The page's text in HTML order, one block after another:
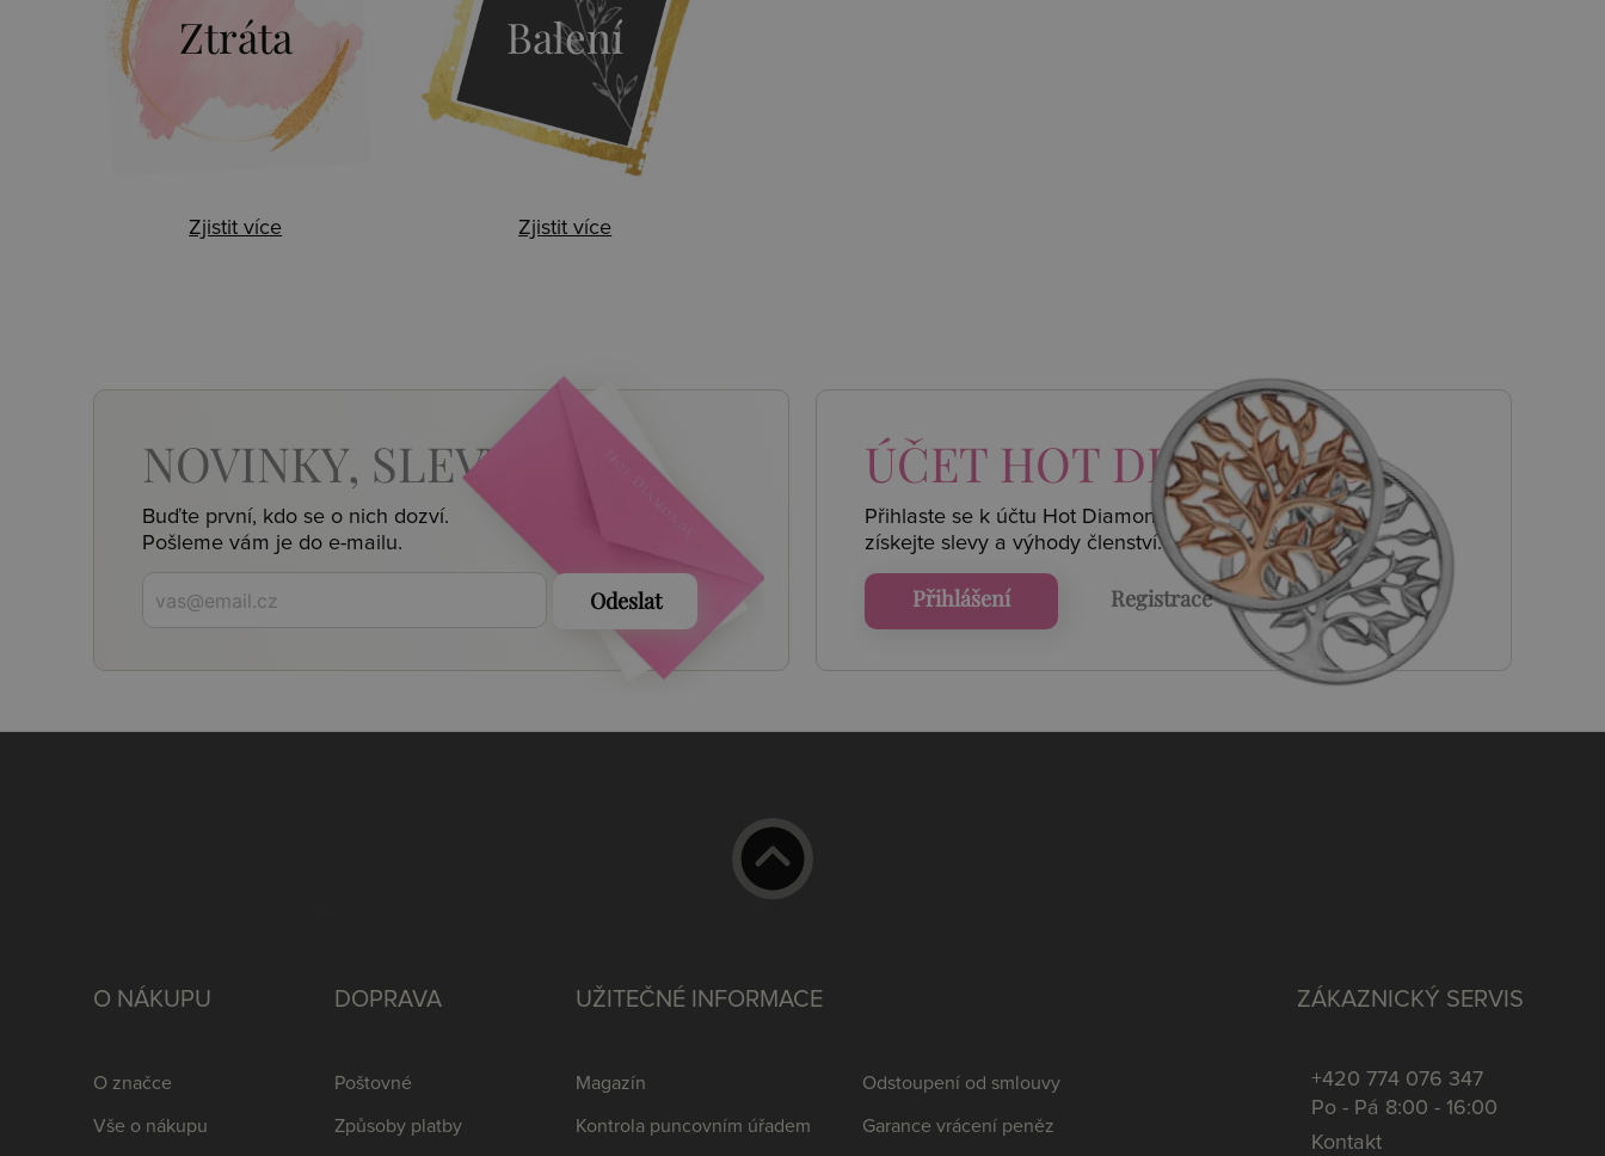
Ztráta
Zjistit více
Balení
Zjistit více
NOVINKY, SLEVY, AKCE
Buďte první, kdo se o nich dozví.
Pošleme vám je do e-mailu.
Odeslat
ÚČET HOT DIAMONDS
Přihlaste se k účtu Hot Diamonds a
získejte slevy a výhody členství.
Přihlášení Registrace
ZÁKAZNICKÝ SERVIS
+420 774 076 347
Po - Pá 8:00 - 16:00
Kontakt
O NÁKUPU
O značce
Vše o nákupu
DOPRAVA
Poštovné
Způsoby platby
UŽITEČNÉ INFORMACE
Magazín
Kontrola puncovním úřadem
Odstoupení od smlouvy
Garance vrácení peněz